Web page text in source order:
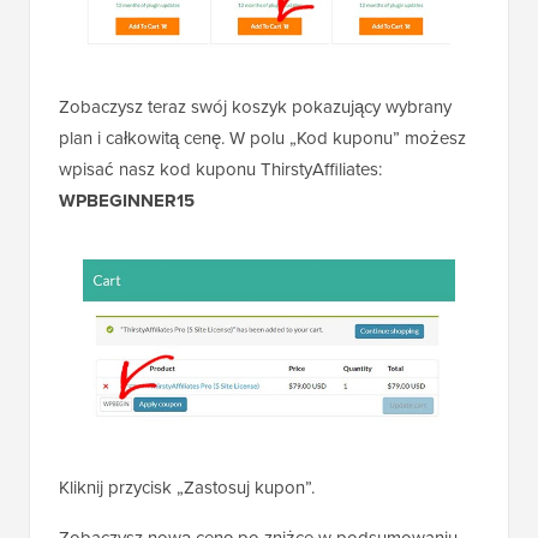
Zobaczysz teraz swój koszyk pokazujący wybrany
plan i całkowitą cenę. W polu „Kod kuponu” możesz
wpisać nasz kod kuponu ThirstyAffiliates:
WPBEGINNER15
Kliknij przycisk „Zastosuj kupon”.